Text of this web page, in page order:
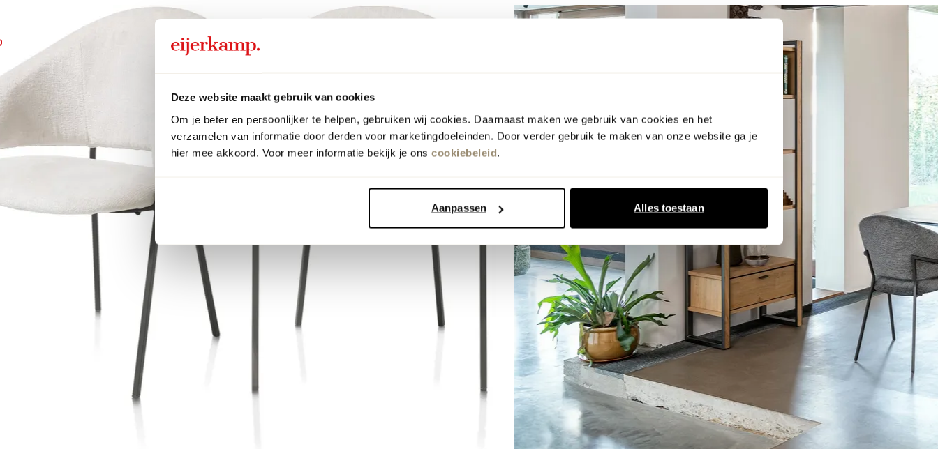
Deze website maakt gebruik van cookies
Om je beter en persoonlijker te helpen, gebruiken wij cookies. Daarnaast maken we gebruik van cookies en het
verzamelen van informatie door derden voor marketingdoeleinden. Door verder gebruik te maken van onze website ga je
hier mee akkoord. Voor meer informatie bekijk je ons cookiebeleid.
Aanpassen Alles toestaan